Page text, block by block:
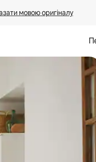
мовою оригіналу